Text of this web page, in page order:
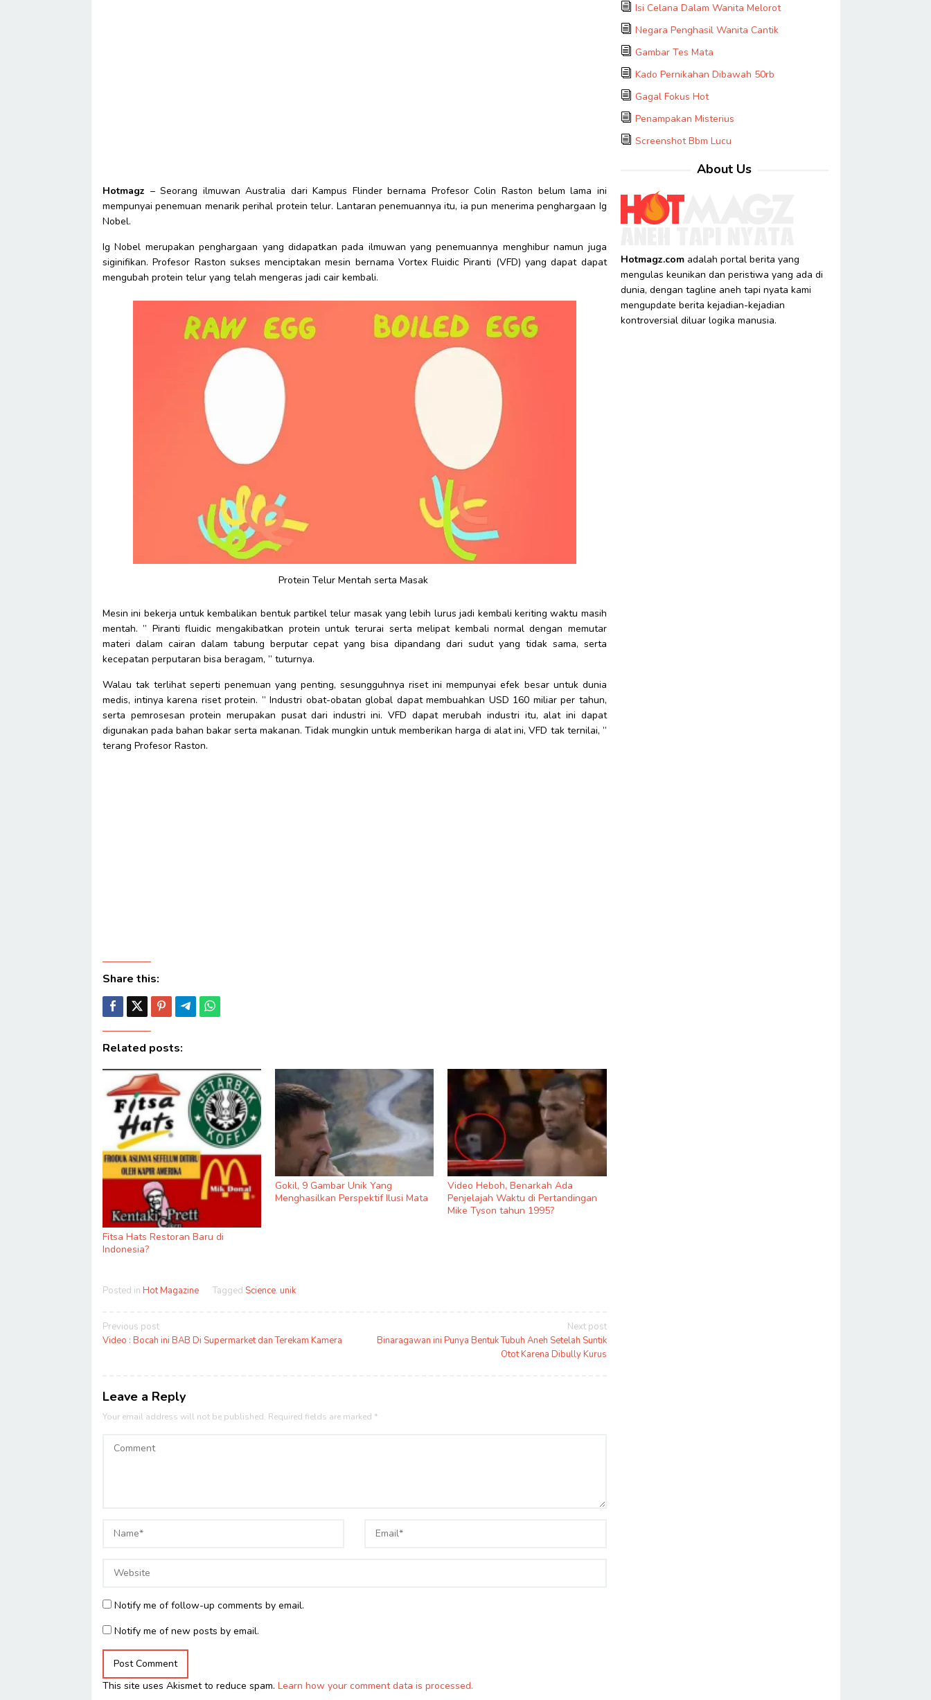
Hotmagz – Seorang ilmuwan Australia dari Kampus Flinder bernama Profesor Colin Raston belum lama ini
mempunyai penemuan menarik perihal protein telur. Lantaran penemuannya itu, ia pun menerima penghargaan Ig
Nobel.
Ig Nobel merupakan penghargaan yang didapatkan pada ilmuwan yang penemuannya menghibur namun juga
siginifikan. Profesor Raston sukses menciptakan mesin bernama Vortex Fluidic Piranti (VFD) yang dapat dapat
mengubah protein telur yang telah mengeras jadi cair kembali.
Protein Telur Mentah serta Masak
Mesin ini bekerja untuk kembalikan bentuk partikel telur masak yang lebih lurus jadi kembali keriting waktu masih
mentah. ” Piranti fluidic mengakibatkan protein untuk terurai serta melipat kembali normal dengan memutar
materi dalam cairan dalam tabung berputar cepat yang bisa dipandang dari sudut yang tidak sama, serta
kecepatan perputaran bisa beragam, ” tuturnya.
Walau tak terlihat seperti penemuan yang penting, sesungguhnya riset ini mempunyai efek besar untuk dunia
medis, intinya karena riset protein. ” Industri obat-obatan global dapat membuahkan USD 160 miliar per tahun,
serta pemrosesan protein merupakan pusat dari industri ini. VFD dapat merubah industri itu, alat ini dapat
digunakan pada bahan bakar serta makanan. Tidak mungkin untuk memberikan harga di alat ini, VFD tak ternilai, ”
terang Profesor Raston.
Share this:
Related posts:
Fitsa Hats Restoran Baru di
Indonesia?
Gokil, 9 Gambar Unik Yang
Menghasilkan Perspektif Ilusi Mata
Video Heboh, Benarkah Ada
Penjelajah Waktu di Pertandingan
Mike Tyson tahun 1995?
Posted in Hot Magazine Tagged Science, unik
Post
navigation
Previous post
Video : Bocah ini BAB Di Supermarket dan Terekam Kamera
Next post
Binaragawan ini Punya Bentuk Tubuh Aneh Setelah Suntik
Otot Karena Dibully Kurus
Leave a Reply
Your email address will not be published. Required fields are marked *
Notify me of follow-up comments by email.
Notify me of new posts by email.
This site uses Akismet to reduce spam. Learn how your comment data is processed.
Isi Celana Dalam Wanita Melorot
Negara Penghasil Wanita Cantik
Gambar Tes Mata
Kado Pernikahan Dibawah 50rb
Gagal Fokus Hot
Penampakan Misterius
Screenshot Bbm Lucu
About Us
Hotmagz.comadalah portal berita yang
mengulas keunikan dan peristiwa yang ada di
dunia, dengan tagline aneh tapi nyata kami
mengupdate berita kejadian-kejadian
kontroversial diluar logika manusia.